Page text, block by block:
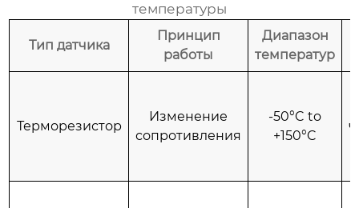
температуры
Тип датчика
Принцип
работы
Диапазон
температур
Терморезистор
Изменение
сопротивления
-50°C to
+150°C